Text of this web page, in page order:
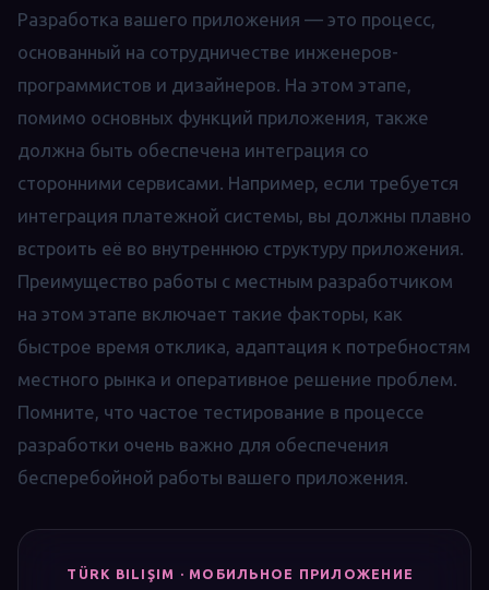
Разработка вашего приложения — это процесс,
основанный на сотрудничестве инженеров-
программистов и дизайнеров. На этом этапе,
помимо основных функций приложения, также
должна быть обеспечена интеграция со
сторонними сервисами. Например, если требуется
интеграция платежной системы, вы должны плавно
встроить её во внутреннюю структуру приложения.
Преимущество работы с местным разработчиком
на этом этапе включает такие факторы, как
быстрое время отклика, адаптация к потребностям
местного рынка и оперативное решение проблем.
Помните, что частое тестирование в процессе
разработки очень важно для обеспечения
бесперебойной работы вашего приложения.
TÜRK BILIŞIM · МОБИЛЬНОЕ ПРИЛОЖЕНИЕ